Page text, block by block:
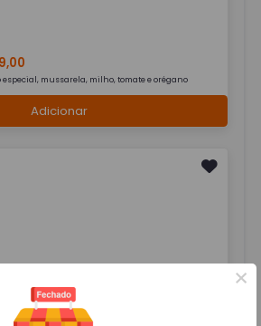
mussarela, milho, tomate e orégano
Adicionar
especial, mussarela, frango, batata palha, ervilha,
×